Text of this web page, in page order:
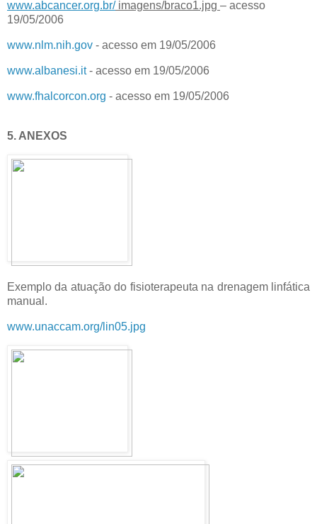
www.abcancer.org.br/ imagens/braco1.jpg – acesso
19/05/2006
www.nlm.nih.gov - acesso em 19/05/2006
www.albanesi.it- acesso em 19/05/2006
www.fhalcorcon.org - acesso em 19/05/2006
5. ANEXOS
Exemplo da atuação do fisioterapeuta na drenagem linfática
manual.
www.unaccam.org/lin05.jpg